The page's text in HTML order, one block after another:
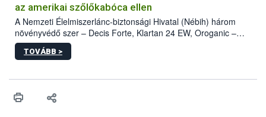
az amerikai szőlőkabóca ellen
A Nemzeti Élelmiszerlánc-biztonsági Hivatal (Nébih) három
növényvédő szer – Decis Forte, Klartan 24 EW, Oroganic –
engedélyokiratát módosította, így azok a szüretet követően,
egészen a vesszőérettség (BBCH 91) stádiumáig
érésű szőlőkben is legyen lehetőség a károsító elleni további
felhasználók számára is elérhető és ökológiai termesztésben is
TOVÁBB >